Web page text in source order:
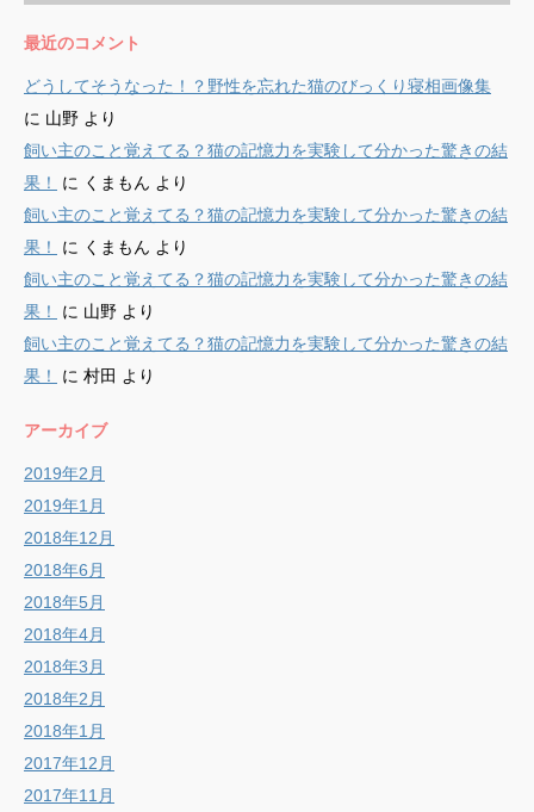
最近のコメント
どうしてそうなった！？野性を忘れた猫のびっくり寝相画像集
に 山野 より
飼い主のこと覚えてる？猫の記憶力を実験して分かった驚きの結
果！
に くまもん より
飼い主のこと覚えてる？猫の記憶力を実験して分かった驚きの結
果！
に くまもん より
飼い主のこと覚えてる？猫の記憶力を実験して分かった驚きの結
果！
に 山野 より
飼い主のこと覚えてる？猫の記憶力を実験して分かった驚きの結
果！
に 村田 より
アーカイブ
2019年2月
2019年1月
2018年12月
2018年6月
2018年5月
2018年4月
2018年3月
2018年2月
2018年1月
2017年12月
2017年11月